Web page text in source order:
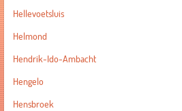
Hellevoetsluis
Helmond
Hendrik-Ido-Ambacht
Hengelo
Hensbroek